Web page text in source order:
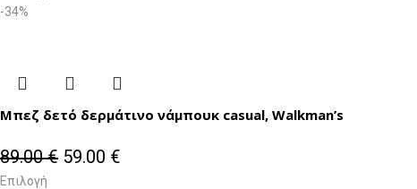
-34%
Μπεζ δετό δερμάτινο νάμπουκ casual, Walkman’s
89.00€ 59.00 €
Επιλογή